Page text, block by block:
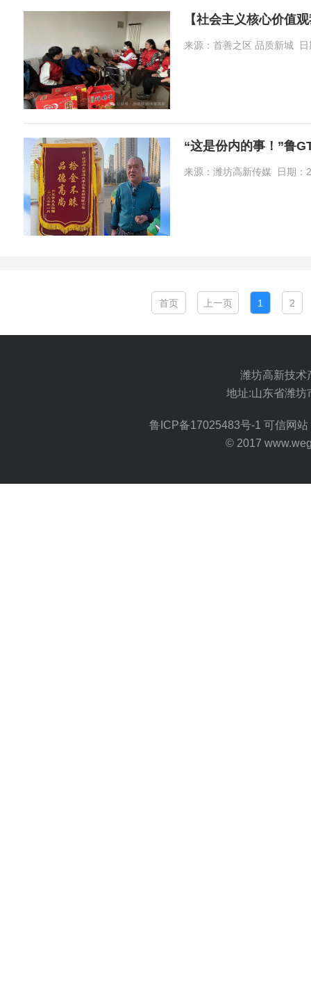
【社会主义核心价值
来源：首善之区 品质新城
“这是份内的事！”鲁
来源：潍坊高新传媒 日期：
首页 上一页 1 2
潍坊高新技术
地址:山东省潍坊
鲁ICP备17025483号-1 可信网
© 2017